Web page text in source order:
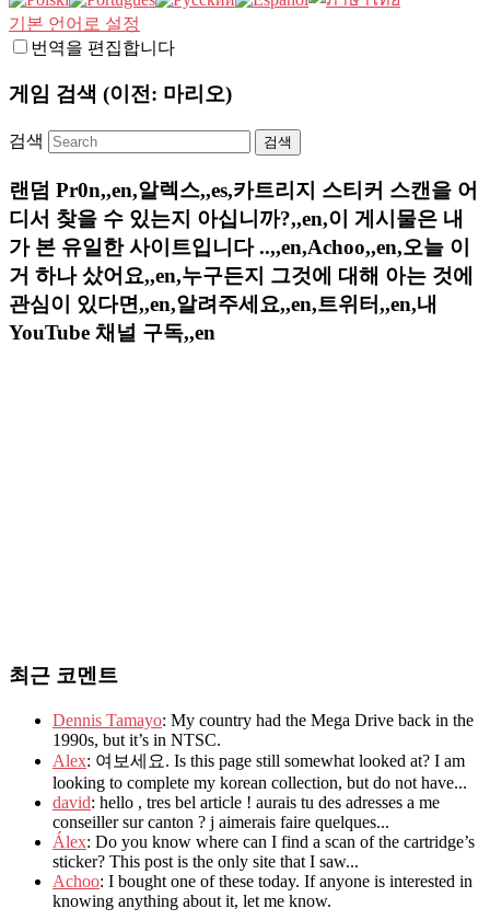
기본 언어로 설정
번역을 편집합니다
게임 검색 (이전: 마리오)
검색
랜덤 Pr0n,,en,알렉스,,es,카트리지 스티커 스캔을 어
디서 찾을 수 있는지 아십니까?,,en,이 게시물은 내
가 본 유일한 사이트입니다 ..,,en,Achoo,,en,오늘 이
거 하나 샀어요,,en,누구든지 그것에 대해 아는 것에
관심이 있다면,,en,알려주세요,,en,트위터,,en,내
YouTube 채널 구독,,en
최근 코멘트
Dennis Tamayo: My country had the Mega Drive back in the
1990s, but it’s in NTSC.
Alex: 여보세요. Is this page still somewhat looked at? I am
looking to complete my korean collection, but do not have...
david: hello , tres bel article ! aurais tu des adresses a me
conseiller sur canton ? j aimerais faire quelques...
Álex: Do you know where can I find a scan of the cartridge’s
sticker? This post is the only site that I saw...
Achoo: I bought one of these today. If anyone is interested in
knowing anything about it, let me know.